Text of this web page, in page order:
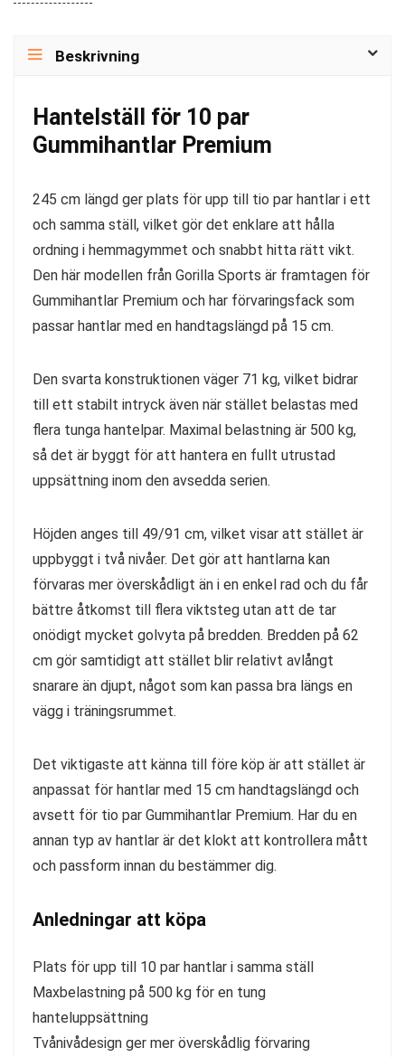
Beskrivning
Hantelställ för 10 par
Gummihantlar Premium
245 cm längd ger plats för upp till tio par hantlar i ett
och samma ställ, vilket gör det enklare att hålla
ordning i hemmagymmet och snabbt hitta rätt vikt.
Den här modellen från Gorilla Sports är framtagen för
Gummihantlar Premium och har förvaringsfack som
passar hantlar med en handtagslängd på 15 cm.
Den svarta konstruktionen väger 71 kg, vilket bidrar
till ett stabilt intryck även när stället belastas med
flera tunga hantelpar. Maximal belastning är 500 kg,
så det är byggt för att hantera en fullt utrustad
uppsättning inom den avsedda serien.
Höjden anges till 49/91 cm, vilket visar att stället är
uppbyggt i två nivåer. Det gör att hantlarna kan
förvaras mer överskådligt än i en enkel rad och du får
bättre åtkomst till flera viktsteg utan att de tar
onödigt mycket golvyta på bredden. Bredden på 62
cm gör samtidigt att stället blir relativt avlångt
snarare än djupt, något som kan passa bra längs en
vägg i träningsrummet.
Det viktigaste att känna till före köp är att stället är
anpassat för hantlar med 15 cm handtagslängd och
avsett för tio par Gummihantlar Premium. Har du en
annan typ av hantlar är det klokt att kontrollera mått
och passform innan du bestämmer dig.
Anledningar att köpa
Plats för upp till 10 par hantlar i samma ställ
Maxbelastning på 500 kg för en tung
hanteluppsättning
Tvånivådesign ger mer överskådlig förvaring